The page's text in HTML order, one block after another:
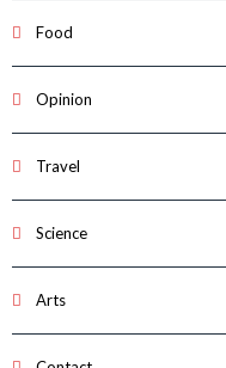
Food
Opinion
Travel
Science
Arts